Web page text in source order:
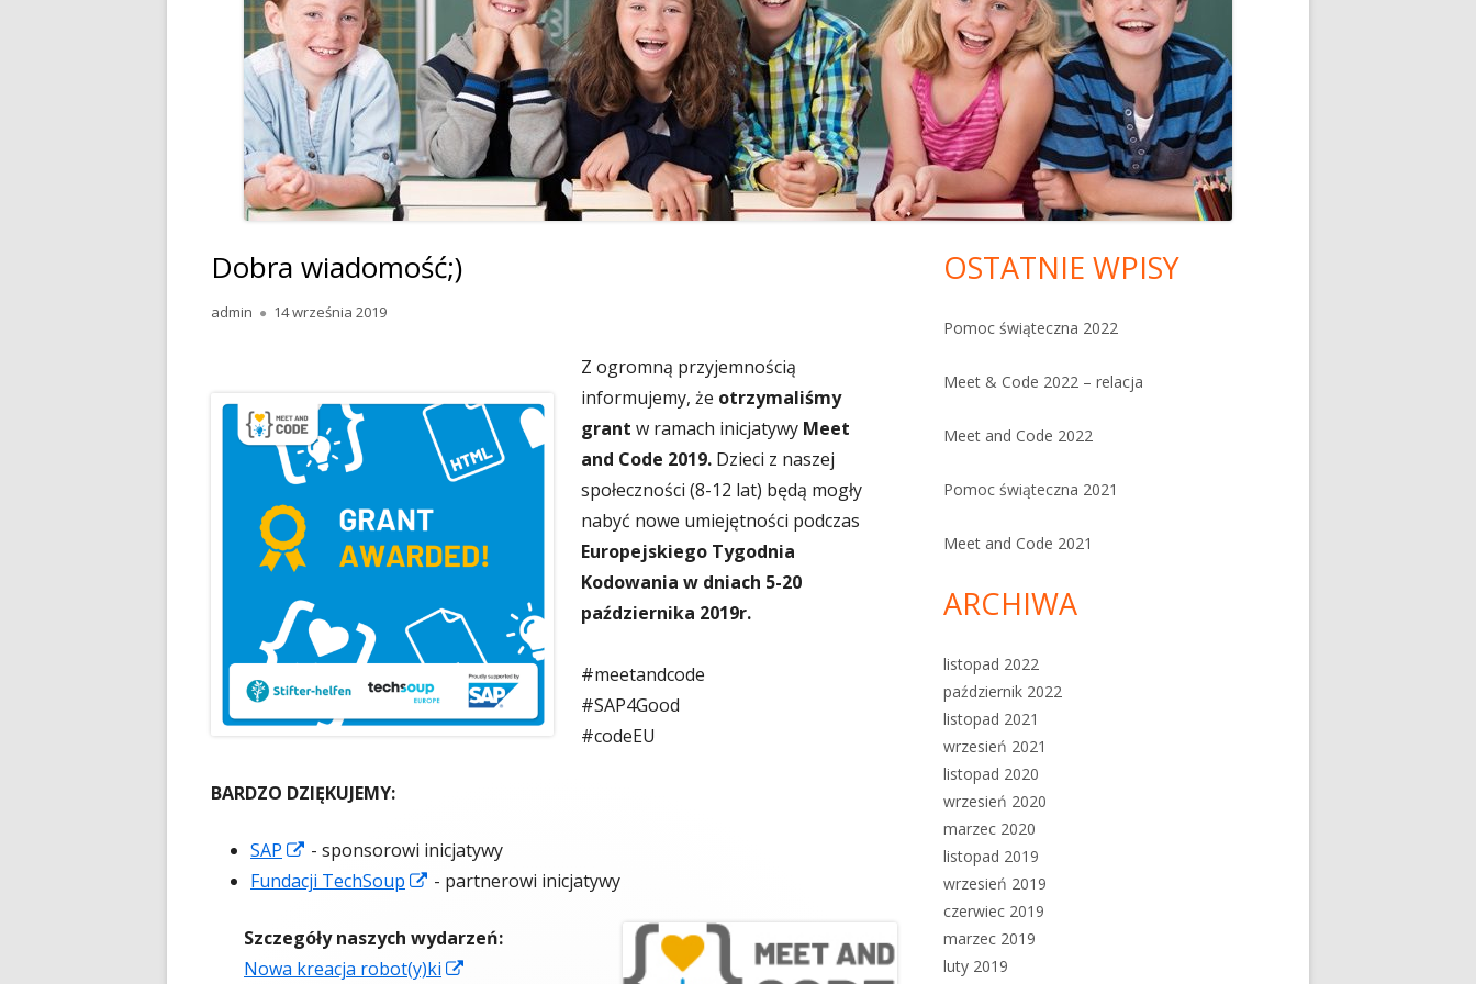
POLITYKA PRYWATNOŚCI I KLAUZULE
INFORMACYJNE
STANDARDY OCHRONY MAŁOLETNICH
BIOFEEDBACK
Dobra wiadomość;)
Autor
admin Opublikowano
14 września 2019
Z ogromną przyjemnością
informujemy, że otrzymaliśmy
grant w ramach inicjatywy Meet
and Code 2019. Dzieci z naszej
społeczności (8-12 lat) będą mogły
nabyć nowe umiejętności podczas
Europejskiego Tygodnia
Kodowania w dniach 5-20
października 2019r.
#meetandcode
#SAP4Good
#codeEU
BARDZO DZIĘKUJEMY:
SAP
Strona
otwiera
w
nowym
- sponsorowi inicjatywy
Fundacji TechSoup
Strona
się
w
- partnerowi inicjatywy
Szczegóły naszych wydarzeń:
Nowa kreacja robot(y)ki
Główny
panel
OSTATNIE WPISY
Pomoc świąteczna 2022
Meet & Code 2022 – relacja
Meet and Code 2022
Pomoc świąteczna 2021
Meet and Code 2021
ARCHIWA
listopad 2022
październik 2022
listopad 2021
wrzesień 2021
listopad 2020
wrzesień 2020
marzec 2020
listopad 2019
wrzesień 2019
czerwiec 2019
marzec 2019
luty 2019